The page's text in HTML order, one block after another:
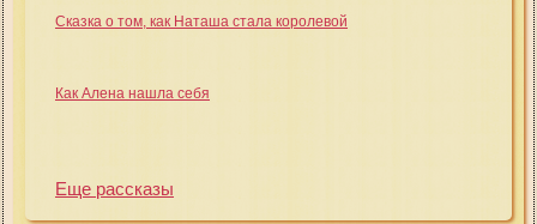
Сказка о том, как Наташа стала королевой
Как Алена нашла себя
Еще рассказы